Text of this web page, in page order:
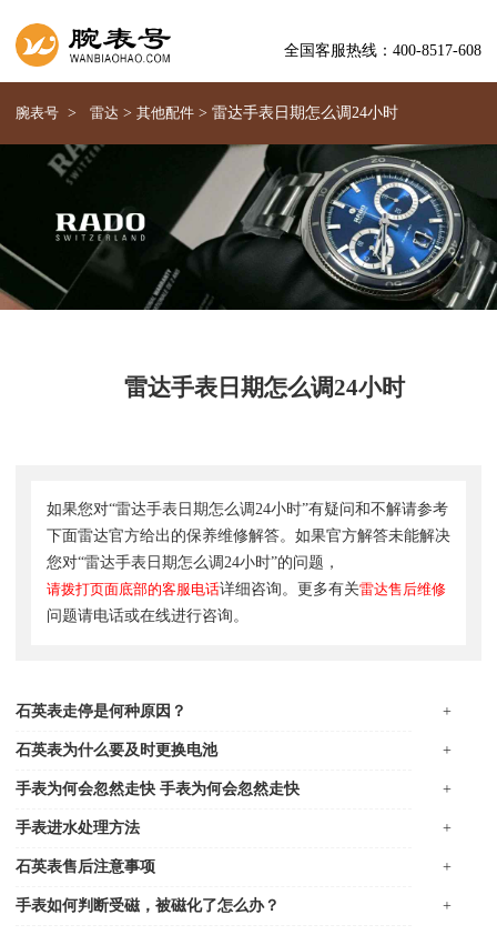
全国客服热线：400-8517-608
腕表号 > 雷达 > 其他配件 > 雷达手表日期怎么调24小时
雷达手表日期怎么调24小时
如果您对“雷达手表日期怎么调24小时”有疑问和不解请参考
下面雷达官方给出的保养维修解答。如果官方解答未能解决
您对“雷达手表日期怎么调24小时”的问题，
请拨打页面底部的客服电话详细咨询。更多有关雷达售后维修
问题请电话或在线进行咨询。
石英表走停是何种原因？ +
石英表为什么要及时更换电池 +
手表为何会忽然走快 手表为何会忽然走快 +
手表进水处理方法 +
石英表售后注意事项 +
手表如何判断受磁，被磁化了怎么办？ +